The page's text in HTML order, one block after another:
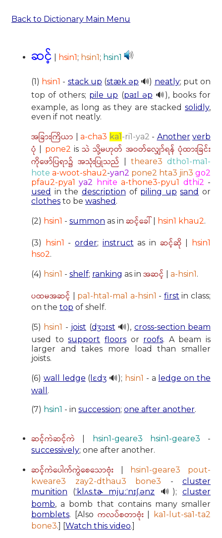
Back to Dictionary Main Menu
ဆင့် hsin1; hsin1; hsin1
(1) hsin1 - stack up (stæk əp 🔊) neatly; put on
top of others; pile up (paɪl əp 🔊), books for
example, as long as they are stacked solidly,
even if not neatly.
အခြားကြိယာ a-cha3 ka1-ri1-ya2 - Another verb
ပုံ pone2 isသဲ သို့မဟုတ် အဝတ်လျှော်ရန် ပုံထားခြင်း
ကိုဖော်ပြရာ၌ အသုံးပြုသည်
theare3 dtho1-ma1-
hote a-woot-shau2-yan2 pone2 hta3 jin3 go2
pfau2-pya1 ya2 hnite a-thone3-pyu1 dthi2 -
used in the description of piling up sand or
clothes to be washed .
(2) hsin1 - summon as in ဆင့်ခေါ်| hsin1 khau2.
(3) hsin1 -order; instruct as in ဆင့်ဆို
hsin1
hso2.
(4) hsin1 - shelf; ranking as in အဆင့် a-hsin1.
ပထမအဆင့် pa1-hta1-ma1 a-hsin1 - first in class;
on the top of shelf.
(5) hsin1 - joist (dʒɔɪst 🔊), cross-section beam
used tosupport floorsor roofs. A beam is
larger and takes more load than smaller
joists.
(6) wall ledge ( lɛdʒ 🔊); hsin1 - a ledge on the
wall .
(7) hsin1 - in succession; one after another.
ဆင့်ကဲဆင့်ကဲ hsin1-geare3 hsin1-geare3 -
successively; one after another.
ဆင့်ကဲပေါက်ကွဲစေသောဗုံး
hsin1-geare3 pout-
kweare3 zay2-dthau3 bone3 - cluster
munition (ˈklʌs.tɚ mjuːˈnɪʃ.ənz 🔊);cluster
bomb, a bomb that contains many smaller
bomblets. [Also ကလပ်စတာဗုံး|
ka1-lut-sa1-ta2
bone3.] [Watch this video.]